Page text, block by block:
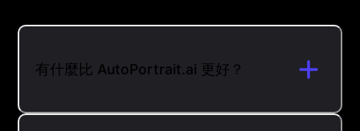
有什麼比 AutoPortrait.ai 更好？